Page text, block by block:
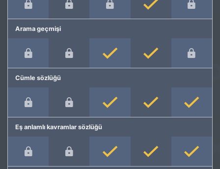
Arama geçmişi
Cümle sözlüğü
Eş anlamlı kavramlar sözlüğü